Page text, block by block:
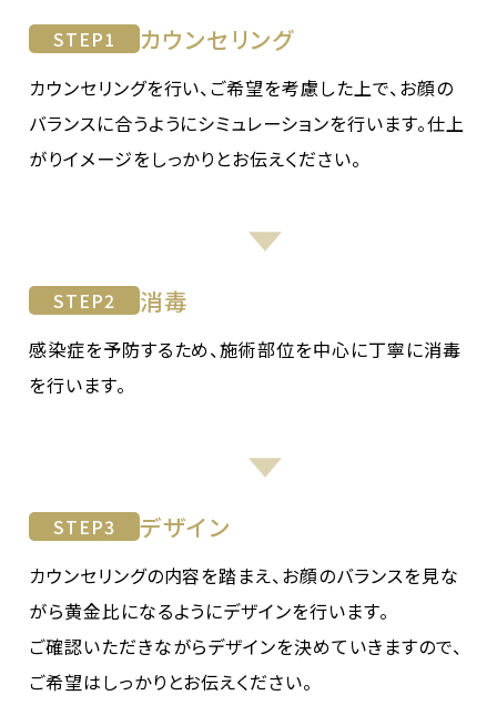
STEP1 カウンセリング
カウンセリングを行い、ご希望を考慮した上で、お顔の
バランスに合うようにシミュレーションを行います。仕上
がりイメージをしっかりとお伝えください。
STEP2 消毒
感染症を予防するため、施術部位を中心に丁寧に消毒
を行います。
STEP3 デザイン
カウンセリングの内容を踏まえ、お顔のバランスを見な
がら黄金比になるようにデザインを行います。
ご確認いただきながらデザインを決めていきますので、
ご希望はしっかりとお伝えください。